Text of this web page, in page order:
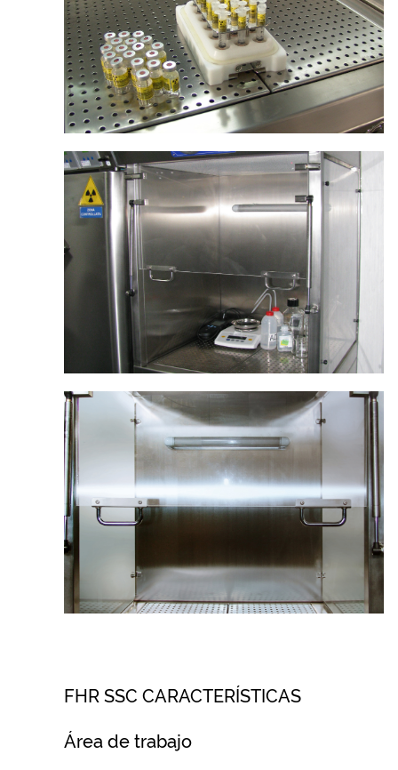
FHR SSC CARACTERÍSTICAS
Área de trabajo